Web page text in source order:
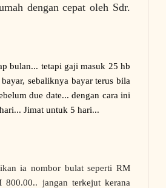
dengan cepat oleh Sdr.
bulan... tetapi gaji masuk 25 hb
sebaliknya bayar terus bila
due date... dengan cara ini
Jimat untuk 5 hari...
ia nombor bulat seperti RM
jangan terkejut kerana